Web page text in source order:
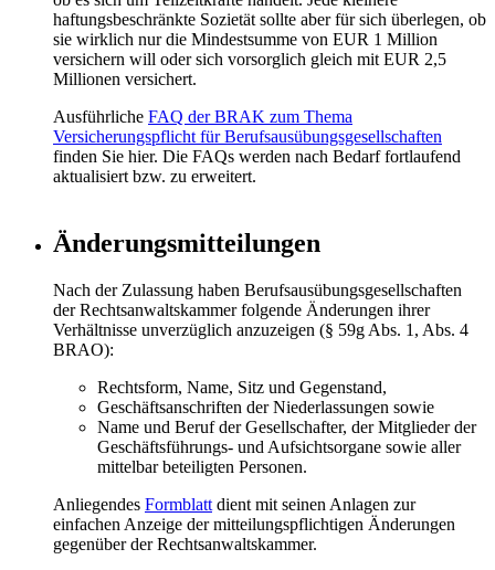
haftungsbeschränkte Sozietät sollte aber für sich überlegen, ob
sie wirklich nur die Mindestsumme von EUR 1 Million
versichern will oder sich vorsorglich gleich mit EUR 2,5
Millionen versichert.
Ausführliche FAQ der BRAK zum Thema
Versicherungspflicht für Berufsausübungsgesellschaften
finden Sie hier. Die FAQs werden nach Bedarf fortlaufend
aktualisiert bzw. zu erweitert.
Änderungsmitteilungen
Nach der Zulassung haben Berufsausübungsgesellschaften
der Rechtsanwaltskammer folgende Änderungen ihrer
Verhältnisse unverzüglich anzuzeigen (§ 59g Abs. 1, Abs. 4
BRAO):
Rechtsform, Name, Sitz und Gegenstand,
Geschäftsanschriften der Niederlassungen sowie
Name und Beruf der Gesellschafter, der Mitglieder der
Geschäftsführungs- und Aufsichtsorgane sowie aller
mittelbar beteiligten Personen.
Anliegendes Formblatt dient mit seinen Anlagen zur
einfachen Anzeige der mitteilungspflichtigen Änderungen
gegenüber der Rechtsanwaltskammer.